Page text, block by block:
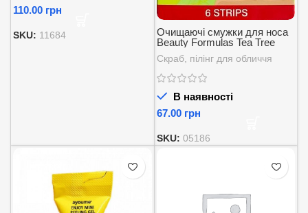
грн
SKU: 11684
Очищаючі смужки для носа
Beauty Formulas Tea Tree
Deep Cleansing Nose Pore
Strips -6 шт.
Скраб, пілінг для обличчя
В наявності
грн
SKU: 05186